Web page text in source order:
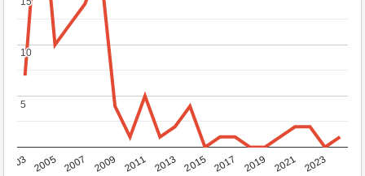
2003 2005 2007 2009 2011 2013 2015 2017 2019 2021 2023
5
5
10
10